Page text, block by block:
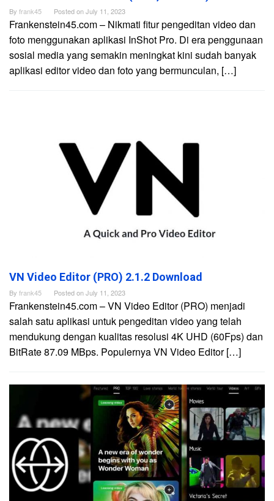
By frank45 Posted onJuly 11, 2023
Frankenstein45.com – Nikmati fitur pengeditan video dan
foto menggunakan aplikasi InShot Pro. Di era penggunaan
sosial media yang semakin meningkat kini sudah banyak
aplikasi editor video dan foto yang bermunculan, […]
VN Video Editor (PRO) 2.1.2 Download
By frank45 Posted onJuly 11, 2023
Frankenstein45.com – VN Video Editor (PRO) menjadi
salah satu aplikasi untuk pengeditan video yang telah
mendukung dengan kualitas resolusi 4K UHD (60Fps) dan
BitRate 87.09 MBps. Populernya VN Video Editor […]